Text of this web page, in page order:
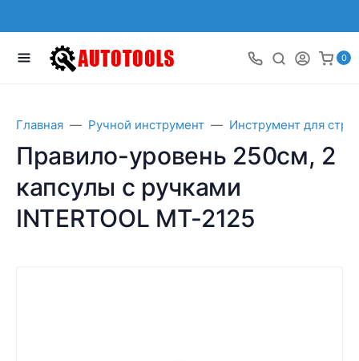
0
Главная Ручной инструмент Инструмент для
Правило-уровень 250см, 2
капсулы с ручками
INTERTOOL MT-2125